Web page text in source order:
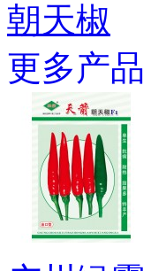
朝天椒
更多产品